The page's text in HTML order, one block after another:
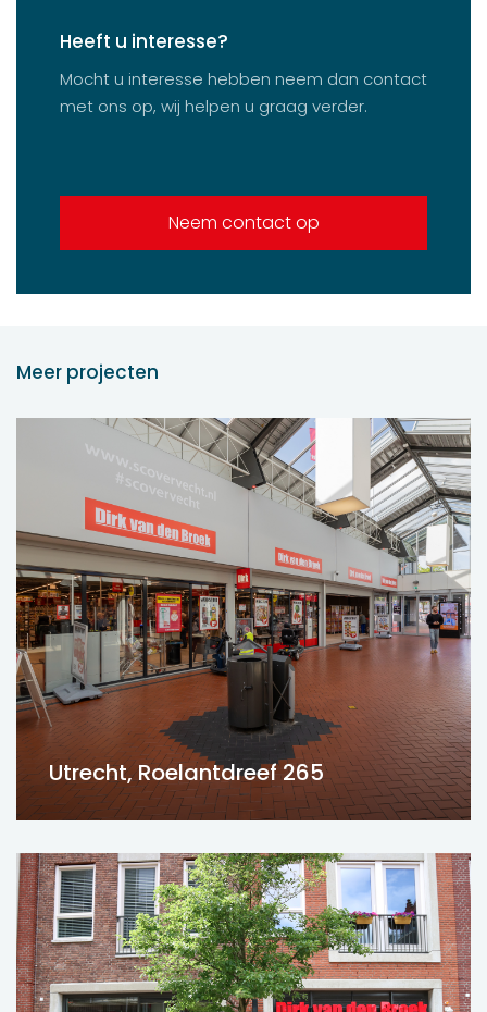
Heeft u interesse?
Mocht u interesse hebben neem dan contact
met ons op, wij helpen u graag verder.
Neem contact op
Meer projecten
Utrecht, Roelantdreef 265